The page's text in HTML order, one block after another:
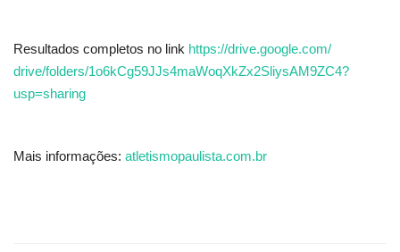
Resultados completos no link https://drive.google.com/
drive/folders/1o6kCg59JJs4maWoqXkZx2SliysAM9ZC4?
usp=sharing
Mais informações: atletismopaulista.com.br